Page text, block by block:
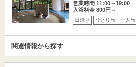
営業時間 11:00～19:00
入浴料金 800円～
日帰り ひとり旅・一人旅
関連情報から探す